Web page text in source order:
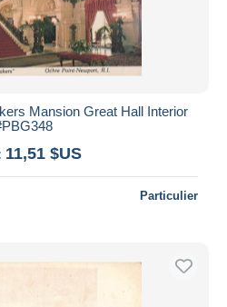
Mansion Great Hall Interior
11,51 $US
Particulier